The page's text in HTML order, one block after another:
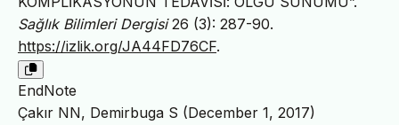
Sağlık Bilimleri Dergisi26 (3): 287-90.
https://izlik.org/JA44FD76CF.
EndNote
Çakır NN, Demirbuga S (December 1, 2017)